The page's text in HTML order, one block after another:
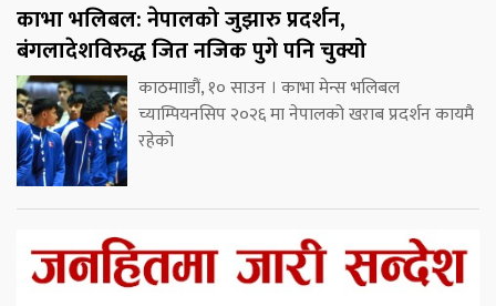
काभा भलिबल: नेपालको जुझारु प्रदर्शन,
बंगलादेशविरुद्ध जित नजिक पुगे पनि चुक्यो
काठमााडौं, १० साउन । काभा मेन्स भलिबल
च्याम्पियनसिप २०२६ मा नेपालको खराब प्रदर्शन कायमै
रहेको